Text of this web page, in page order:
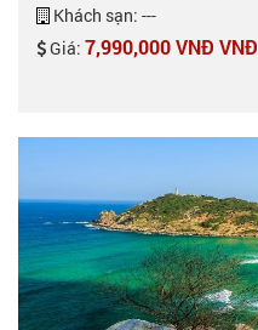
Khách sạn: ---
Giá: 7,990,000 VNĐ VNĐ